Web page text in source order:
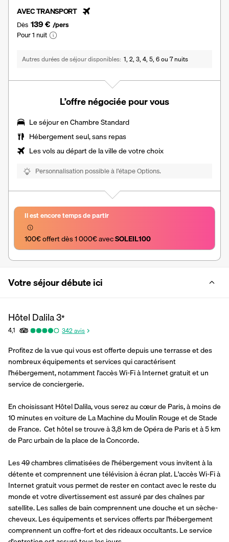
AVEC TRANSPORT
Dès 139 € /pers
Pour 1 nuit
Autres durées de séjour disponibles 1, 2, 3, 4, 5, 6 ou 7 nuits
L’offre négociée pour vous
Le séjour en Chambre Standard
Hébergement seul, sans repas
Les vols au départ de la ville de votre choix
Personnalisation possible à l’étape Options.
Il est encore temps de partir
100€ offert dès 1 000€ avec SOLEIL100
Votre séjour débute ici
Hôtel Dalila3*
4,1 342avis
Profitez de la vue qui vous est offerte depuis une terrasse et des
nombreux équipements et services qui caractérisent
l'hébergement, notamment l'accès Wi-Fi à Internet gratuit et un
service de conciergerie.
En choisissant Hôtel Dalila, vous serez au cœur de Paris, à moins de
10 minutes en voiture de La Machine du Moulin Rouge et de Stade
de France.  Cet hôtel se trouve à 3,8 km de Opéra de Paris et à 5 km
de Parc urbain de la place de la Concorde.
Les 49 chambres climatisées de l'hébergement vous invitent à la
détente et comprennent une télévision à écran plat. L'accès Wi-Fi à
Internet gratuit vous permet de rester en contact avec le reste du
monde et votre divertissement est assuré par des chaînes par
satellite. Les salles de bain comprennent une douche et un sèche-
cheveux. Les équipements et services offerts par l'hébergement
comprennent un coffre-fort et des rideaux occultants. Le service